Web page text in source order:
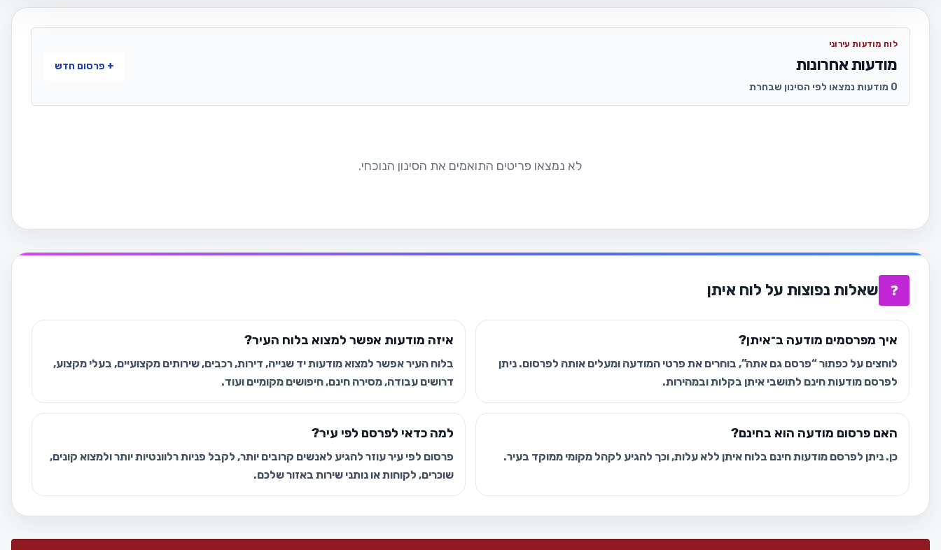
לוח מודעות עירוני
מודעות אחרונות
0 מודעות נמצאו לפי הסינון שבחרת
+ פרסום חדש
לא נמצאו פריטים התואמים את הסינון הנוכחי.
❓ שאלות נפוצות על לוח איתן
איך מפרסמים מודעה ב־איתן?
לוחצים על כפתור “פרסם גם אתה”, בוחרים את פרטי המודעה ומעלים אותה לפרסום. ניתן
לפרסם מודעות חינם לתושבי איתן בקלות ובמהירות.
איזה מודעות אפשר למצוא בלוח העיר?
בלוח העיר אפשר למצוא מודעות יד שנייה, דירות, רכבים, שירותים מקצועיים, בעלי מקצוע,
דרושים עבודה, מסירה חינם, חיפושים מקומיים ועוד.
האם פרסום מודעה הוא בחינם?
כן. ניתן לפרסם מודעות חינם בלוח איתן ללא עלות, וכך להגיע לקהל מקומי ממוקד בעיר.
למה כדאי לפרסם לפי עיר?
פרסום לפי עיר עוזר להגיע לאנשים קרובים יותר, לקבל פניות רלוונטיות יותר ולמצוא קונים,
שוכרים, לקוחות או נותני שירות באזור שלכם.